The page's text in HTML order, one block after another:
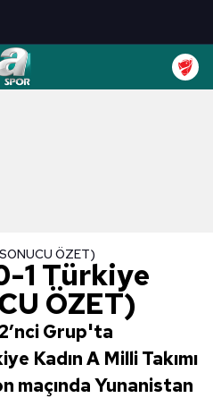
ÖZET)
1 Türkiye
ÖZET)
Grup'ta
Kadın A Milli Takımı
maçında Yunanistan